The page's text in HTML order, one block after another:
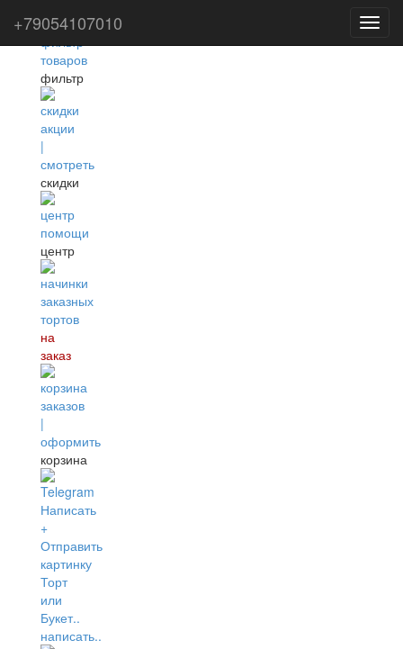
фильтр
скидки
центр
на
заказ
корзина
написать..
+79054107010